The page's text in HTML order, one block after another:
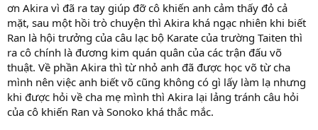
ơn Akira vì đã ra tay giúp đỡ cô khiến anh cảm thấy đỏ cả
mặt, sau một hồi trò chuyện thì Akira khá ngạc nhiên khi biết
Ran là hội trưởng của câu lạc bộ Karate của trường Taiten thì
ra cô chính là đương kim quán quân của các trận đấu võ
thuật. Về phần Akira thì từ nhỏ anh đã được học võ từ cha
mình nên việc anh biết võ cũng không có gì lấy làm lạ nhưng
khi được hỏi về cha mẹ mình thì Akira lại lảng tránh câu hỏi
của cô khiến Ran và Sonoko khá thắc mắc.